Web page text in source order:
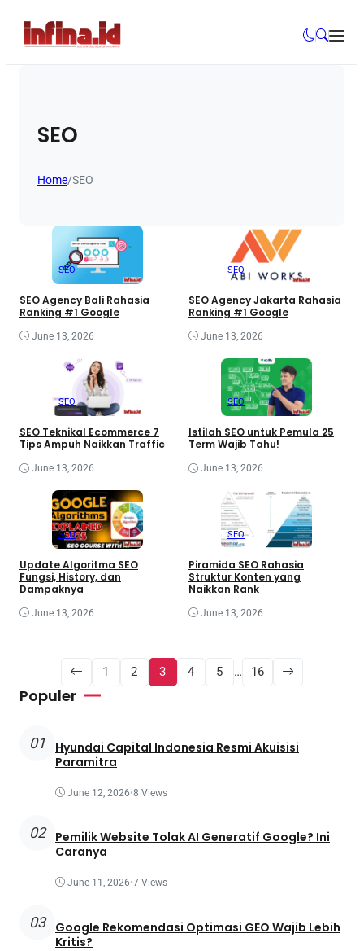
SEO
Home/SEO
SEO
SEO Agency Bali Rahasia
Ranking #1 Google
June 13, 2026
SEO
SEO Agency Jakarta Rahasia
Ranking #1 Google
June 13, 2026
SEO
SEO Teknikal Ecommerce 7
Tips Ampuh Naikkan Traffic
June 13, 2026
SEO
Istilah SEO untuk Pemula 25
Term Wajib Tahu!
June 13, 2026
SEO
Update Algoritma SEO
Fungsi, History, dan
Dampaknya
June 13, 2026
SEO
Piramida SEO Rahasia
Struktur Konten yang
Naikkan Rank
June 13, 2026
1 2 3 4 5 … 16
Populer
01
Hyundai Capital Indonesia Resmi Akuisisi
Paramitra
June 12, 2026•8 Views
02
Pemilik Website Tolak AI Generatif Google? Ini
Caranya
June 11, 2026•7 Views
03
Google Rekomendasi Optimasi GEO Wajib Lebih
Kritis?